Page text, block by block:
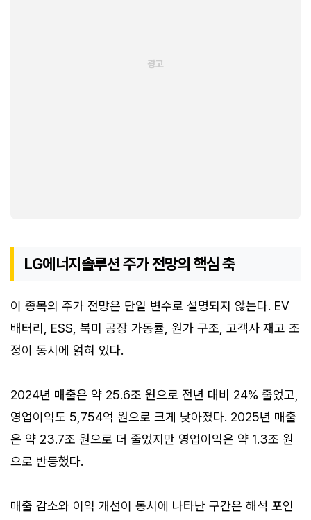
LG에너지솔루션 주가 전망의 핵심 축
이 종목의 주가 전망은 단일 변수로 설명되지 않는다. EV
배터리, ESS, 북미 공장 가동률, 원가 구조, 고객사 재고 조
정이 동시에 얽혀 있다.
2024년 매출은 약 25.6조 원으로 전년 대비 24% 줄었고,
영업이익도 5,754억 원으로 크게 낮아졌다. 2025년 매출
은 약 23.7조 원으로 더 줄었지만 영업이익은 약 1.3조 원
으로 반등했다.
매출 감소와 이익 개선이 동시에 나타난 구간은 해석 포인